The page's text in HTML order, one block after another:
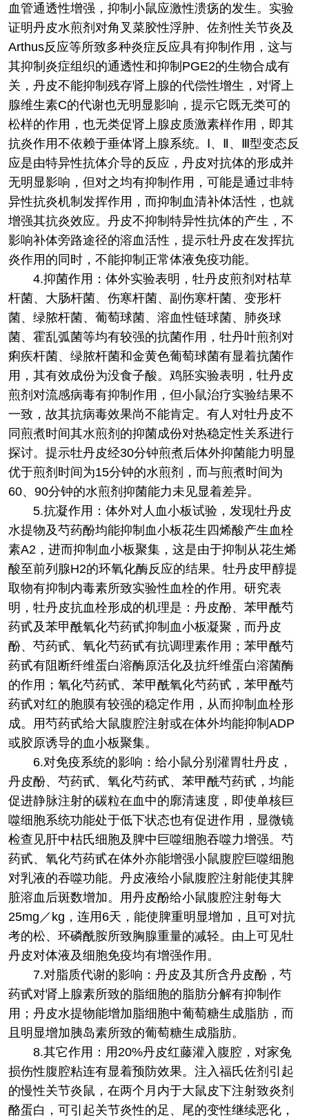
血管通透性增强，抑制小鼠应激性溃疡的发生。实验
证明丹皮水煎剂对角叉菜胶性浮肿、佐剂性关节炎及
Arthus反应等所致多种炎症反应具有抑制作用，这与
其抑制炎症组织的通透性和抑制PGE2的生物合成有
关，丹皮不能抑制残存肾上腺的代偿性增生，对肾上
腺维生素C的代谢也无明显影响，提示它既无类可的
松样的作用，也无类促肾上腺皮质激素样作用，即其
抗炎作用不依赖于垂体肾上腺系统。Ⅰ、Ⅱ、Ⅲ型变态反
应是由特异性抗体介导的反应，丹皮对抗体的形成并
无明显影响，但对之均有抑制作用，可能是通过非特
异性抗炎机制发挥作用，而抑制血清补体活性，也就
增强其抗炎效应。丹皮不抑制特异性抗体的产生，不
影响补体旁路途径的溶血活性，提示牡丹皮在发挥抗
炎作用的同时，不能抑制正常体液免疫功能。
4.抑菌作用：体外实验表明，牡丹皮煎剂对枯草
杆菌、大肠杆菌、伤寒杆菌、副伤寒杆菌、变形杆
菌、绿脓杆菌、葡萄球菌、溶血性链球菌、肺炎球
菌、霍乱弧菌等均有较强的抗菌作用，牡丹叶煎剂对
痢疾杆菌、绿脓杆菌和金黄色葡萄球菌有显着抗菌作
用，其有效成份为没食子酸。鸡胚实验表明，牡丹皮
煎剂对流感病毒有抑制作用，但小鼠治疗实验结果不
一致，故其抗病毒效果尚不能肯定。有人对牡丹皮不
同煎煮时间其水煎剂的抑菌成份对热稳定性关系进行
探讨。提示牡丹皮经30分钟煎煮后体外抑菌能力明显
优于煎剂时间为15分钟的水煎剂，而与煎煮时间为
60、90分钟的水煎剂抑菌能力未见显着差异。
5.抗凝作用：体外对人血小板试验，发现牡丹皮
水提物及芍药酚均能抑制血小板花生四烯酸产生血栓
素A2，进而抑制血小板聚集，这是由于抑制从花生烯
酸至前列腺H2的环氧化酶反应的结果。牡丹皮甲醇提
取物有抑制内毒素所致实验性血栓的作用。研究表
明，牡丹皮抗血栓形成的机理是：丹皮酚、苯甲酰芍
药甙及苯甲酰氧化芍药甙抑制血小板凝聚，而丹皮
酚、芍药甙、氧化芍药甙有抗调理素作用；苯甲酰芍
药甙有阻断纤维蛋白溶酶原活化及抗纤维蛋白溶菌酶
的作用；氧化芍药甙、苯甲酰氧化芍药甙，苯甲酰芍
药甙对红的胞膜有较强的稳定作用，从而抑制血栓形
成。用芍药甙给大鼠腹腔注射或在体外均能抑制ADP
或胶原诱导的血小板聚集。
6.对免疫系统的影响：给小鼠分别灌胃牡丹皮，
丹皮酚、芍药甙、氧化芍药甙、苯甲酰芍药甙，均能
促进静脉注射的碳粒在血中的廓清速度，即使单核巨
噬细胞系统功能处于低下状态也有促进作用，显微镜
检查见肝中枯氏细胞及脾中巨噬细胞吞噬力增强。芍
药甙、氧化芍药甙在体外亦能增强小鼠腹腔巨噬细胞
对乳液的吞噬功能。丹皮液给小鼠腹腔注射能使其脾
脏溶血后斑数增加。用丹皮酚给小鼠腹腔注射每大
25mg／kg，连用6天，能使脾重明显增加，且可对抗
考的松、环磷酰胺所致胸腺重量的减轻。由上可见牡
丹皮对体液及细胞免疫均有增强作用。
7.对脂质代谢的影响：丹皮及其所含丹皮酚，芍
药甙对肾上腺素所致的脂细胞的脂肪分解有抑制作
用；丹皮水提物能增加脂细胞中葡萄糖生成脂肪，而
且明显增加胰岛素所致的葡萄糖生成脂肪。
8.其它作用：用20%丹皮红藤灌入腹腔，对家兔
损伤性腹腔粘连有显着预防效果。注入福氏佐剂引起
的慢性关节炎鼠，在两个月内于大鼠皮下注射致炎剂
酪蛋白，可引起关节炎性的足、尾的变性继续恶化，